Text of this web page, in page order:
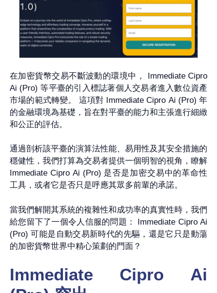
在加密貨幣交易不斷波動的環境中， Immediate Cipro
Ai (Pro) 等平臺的引入標誌著個人交易者進入數位資產
市場的範式轉變。 這項對 Immediate Cipro Ai (Pro) 年
的金融環境為基礎，旨在對平臺的能力和主張進行細緻
和公正的評估。
通過剖析該平臺的演算法性能、易用性及其安全措施的
穩健性，我們打算為交易者提供一個明智的視角，瞭解
Immediate Cipro Ai (Pro) 是否是加密交易中的革命性
工具，或者它是否只是呼應其眾多前輩的承諾。
當我們解開其系統的複雜性和成功率的真實性時，我們
給您留下了一個令人信服的問題： Immediate Cipro Ai
(Pro) 可能是自動交易新時代的先驅，還是它只是動蕩
的加密貨幣世界中精心策劃的門面？
Immediate Cipro Ai